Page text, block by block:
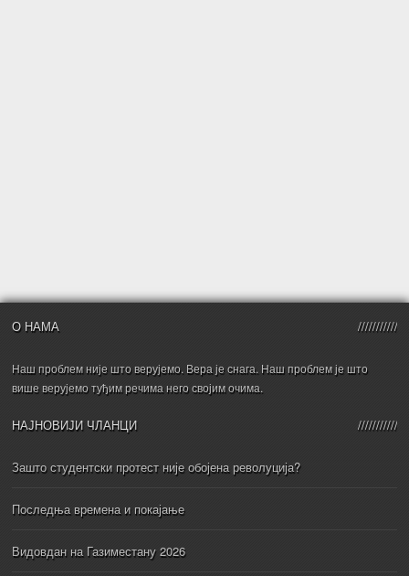
О НАМА
Наш проблем није што верујемо. Вера је снага. Наш проблем је што
више верујемо туђим речима него својим очима.
НАЈНОВИЈИ ЧЛАНЦИ
Зашто студентски протест није обојена револуција?
Последња времена и покајање
Видовдан на Газиместану 2026